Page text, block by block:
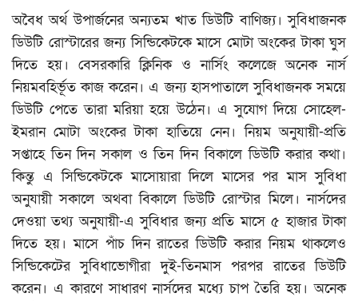
অবৈধ অর্থ উপার্জনের অন্যতম খাত ডিউটি বাণিজ্য। সুবিধাজনক
ডিউটি রোস্টারের জন্য সিন্ডিকেটকে মাসে মোটা অংকের টাকা ঘুস
দিতে হয়। বেসরকারি ক্লিনিক ও নার্সিং কলেজে অনেক নার্স
নিয়মবহির্ভূত কাজ করেন। এ জন্য হাসপাতালে সুবিধাজনক সময়ে
ডিউটি পেতে তারা মরিয়া হয়ে উঠেন। এ সুযোগ দিয়ে সোহেল-
ইমরান মোটা অংকের টাকা হাতিয়ে নেন। নিয়ম অনুযায়ী-প্রতি
সপ্তাহে তিন দিন সকাল ও তিন দিন বিকালে ডিউটি করার কথা।
কিন্তু এ সিন্ডিকেটকে মাসোয়ারা দিলে মাসের পর মাস সুবিধা
অনুযায়ী সকালে অথবা বিকালে ডিউটি রোস্টার মিলে। নার্সদের
দেওয়া তথ্য অনুযায়ী-এ সুবিধার জন্য প্রতি মাসে ৫ হাজার টাকা
দিতে হয়। মাসে পাঁচ দিন রাতের ডিউটি করার নিয়ম থাকলেও
সিন্ডিকেটের সুবিধাভোগীরা দুই-তিনমাস পরপর রাতের ডিউটি
করেন। এ কারণে সাধারণ নার্সদের মধ্যে চাপ তৈরি হয়। অনেক